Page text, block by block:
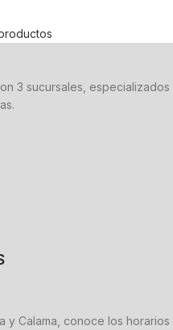
3 sucursales, especializados
y Calama, conoce los horarios